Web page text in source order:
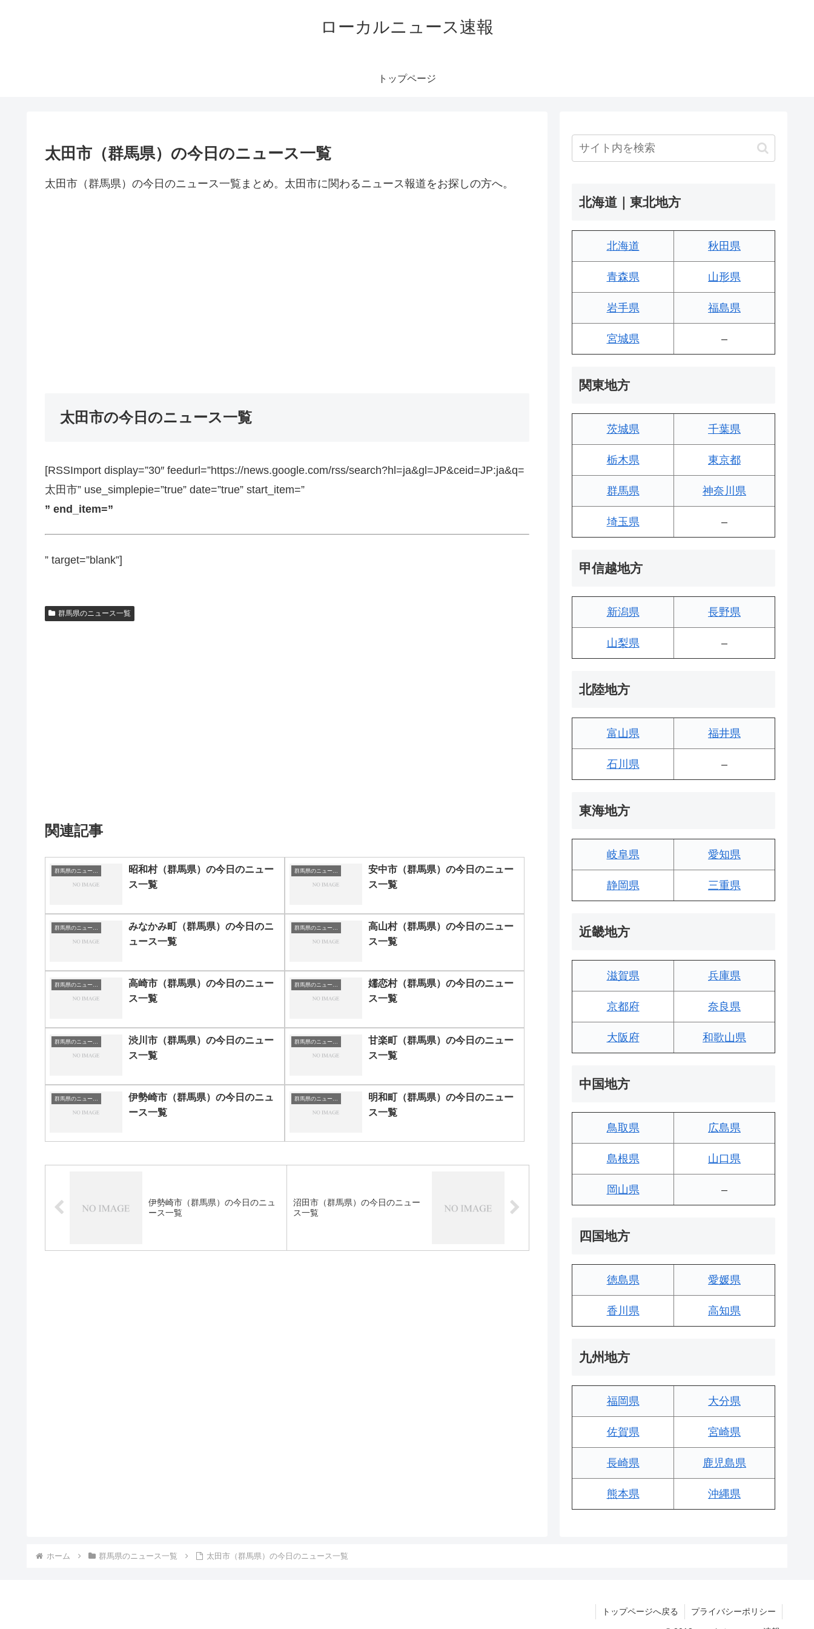
ローカルニュース速報
トップページ
太田市（群馬県）の今日のニュース一覧
太田市（群馬県）の今日のニュース一覧まとめ。太田市に関わるニュース報道をお探しの方へ。
太田市の今日のニュース一覧
[RSSImport display=”30″ feedurl=”https://news.google.com/rss/search?hl=ja&gl=JP&ceid=JP:ja&q=
太田市” use_simplepie=”true” date=”true” start_item=”
” end_item=”
” target=”blank”]
群馬県のニュース一覧
関連記事
群馬県のニュース一覧
昭和村（群馬県）の今日のニュー
ス一覧
群馬県のニュース一覧
安中市（群馬県）の今日のニュー
ス一覧
群馬県のニュース一覧
みなかみ町（群馬県）の今日のニ
ュース一覧
群馬県のニュース一覧
高山村（群馬県）の今日のニュー
ス一覧
群馬県のニュース一覧
高崎市（群馬県）の今日のニュー
ス一覧
群馬県のニュース一覧
嬬恋村（群馬県）の今日のニュー
ス一覧
群馬県のニュース一覧
渋川市（群馬県）の今日のニュー
ス一覧
群馬県のニュース一覧
甘楽町（群馬県）の今日のニュー
ス一覧
群馬県のニュース一覧
伊勢崎市（群馬県）の今日のニュ
ース一覧
群馬県のニュース一覧
明和町（群馬県）の今日のニュー
ス一覧
伊勢崎市（群馬県）の今日のニュ
ース一覧
沼田市（群馬県）の今日のニュー
ス一覧
北海道｜東北地方
北海道 秋田県
青森県 山形県
岩手県 福島県
宮城県 –
関東地方
茨城県 千葉県
栃木県 東京都
群馬県 神奈川県
埼玉県 –
甲信越地方
新潟県 長野県
山梨県 –
北陸地方
富山県 福井県
石川県 –
東海地方
岐阜県 愛知県
静岡県 三重県
近畿地方
滋賀県 兵庫県
京都府 奈良県
大阪府 和歌山県
中国地方
鳥取県 広島県
島根県 山口県
岡山県 –
四国地方
徳島県 愛媛県
香川県 高知県
九州地方
福岡県 大分県
佐賀県 宮崎県
長崎県 鹿児島県
熊本県 沖縄県
ホーム 群馬県のニュース一覧 太田市（群馬県）の今日のニュース一覧
トップページへ戻る プライバシーポリシー